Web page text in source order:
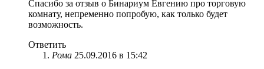
Спасибо за отзыв о Бинариум Евгению про торговую
комнату, непременно попробую, как только будет
возможность.
Ответить
Рома 25.09.2016 в 15:42